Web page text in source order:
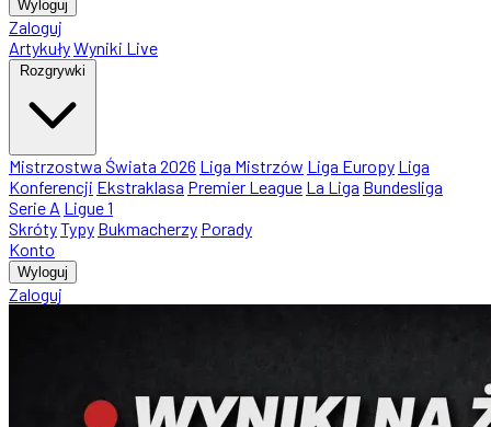
Wyloguj
Zaloguj
ArtykułyWyniki Live
Rozgrywki
Mistrzostwa Świata 2026 Liga Mistrzów Liga Europy Liga
Konferencji Ekstraklasa Premier League La Liga Bundesliga
Serie A Ligue 1
SkrótyTypy Bukmacherzy Porady
Konto
Wyloguj
Zaloguj